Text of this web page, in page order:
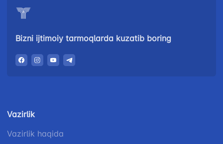
Bizni ijtimoiy tarmoqlarda kuzatib boring
Vazirlik
Vazirlik haqida